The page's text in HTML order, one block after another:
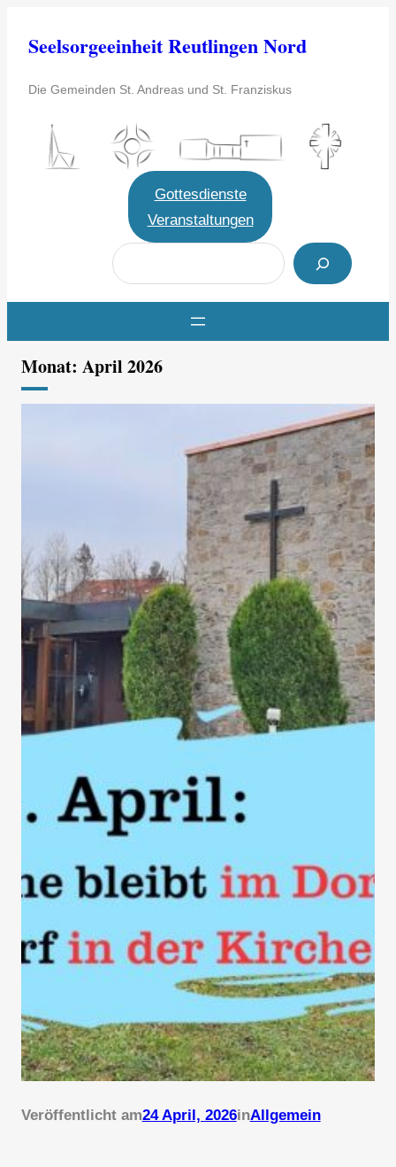
InhaltSeelsorgeeinheit Reutlingen Nord
Die Gemeinden St. Andreas und St. Franziskus
Gottesdienste
Veranstaltungen
S
u
c
e
Monat: April 2026
Veröffentlicht am24 April, 2026inAllgemein